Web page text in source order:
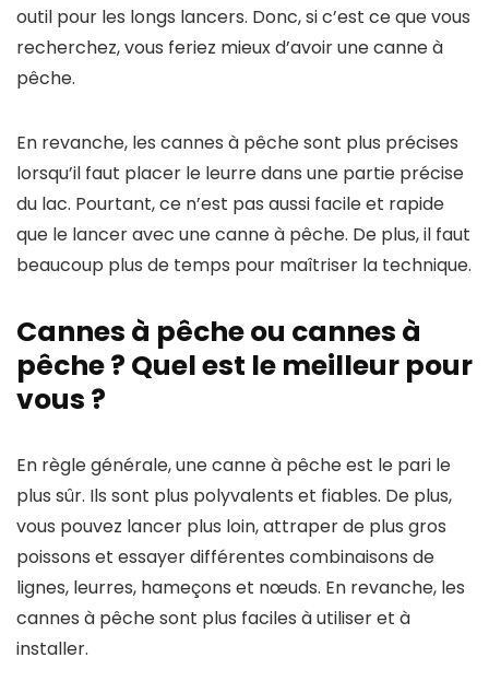
outil pour les longs lancers. Donc, si c’est ce que vous
recherchez, vous feriez mieux d’avoir une canne à
pêche.
En revanche, les cannes à pêche sont plus précises
lorsqu’il faut placer le leurre dans une partie précise
du lac. Pourtant, ce n’est pas aussi facile et rapide
que le lancer avec une canne à pêche. De plus, il faut
beaucoup plus de temps pour maîtriser la technique.
Cannes à pêche ou cannes à
pêche ? Quel est le meilleur pour
vous ?
En règle générale, une canne à pêche est le pari le
plus sûr. Ils sont plus polyvalents et fiables. De plus,
vous pouvez lancer plus loin, attraper de plus gros
poissons et essayer différentes combinaisons de
lignes, leurres, hameçons et nœuds. En revanche, les
cannes à pêche sont plus faciles à utiliser et à
installer.